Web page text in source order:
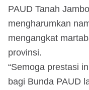
PAUD Tanah
mengharumkan
mengangkat
provinsi.
“Semoga prestasi
bagi Bunda PAUD